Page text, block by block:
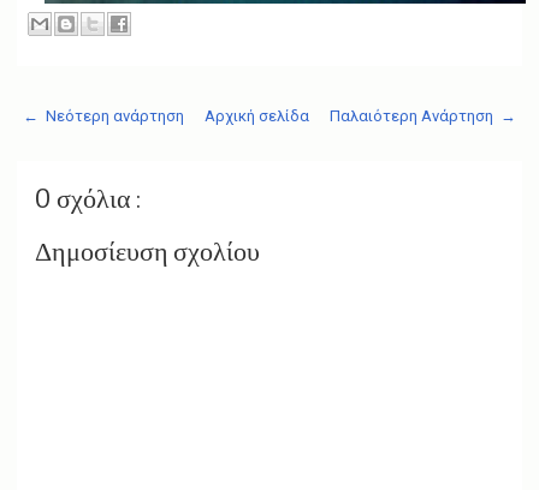
← Νεότερη ανάρτηση Παλαιότερη Ανάρτηση →
Αρχική σελίδα
0 σχόλια :
Δημοσίευση σχολίου